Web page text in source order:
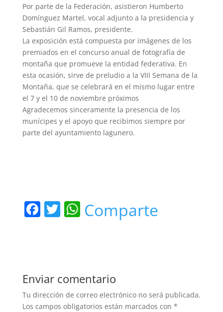
Por parte de la Federación, asistieron Humberto
Domínguez Martel, vocal adjunto a la presidencia y
Sebastián Gil Ramos, presidente.
La exposición está compuesta por imágenes de los
premiados en el concurso anual de fotografía de
montaña que promueve la entidad federativa. En
esta ocasión, sirve de preludio a la VIII Semana de la
Montaña, que se celebrará en el mismo lugar entre
el 7 y el 10 de noviembre próximos
Agradecemos sinceramente la presencia de los
munícipes y el apoyo que recibimos siempre por
parte del ayuntamiento lagunero.
F
b
o
o
T W
A
p
p
Comparte
Enviar comentario
Tu dirección de correo electrónico no será publicada.
Los campos obligatorios están marcados con *